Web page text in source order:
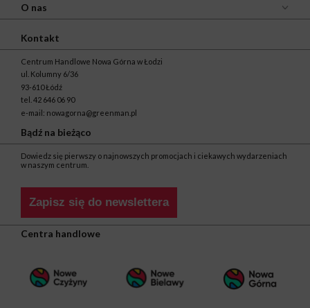
O nas
Kontakt
Centrum Handlowe Nowa Górna w Łodzi
ul. Kolumny 6/36
93-610 Łódź
tel. 42 646 06 90
e-mail: nowagorna@greenman.pl
Bądź na bieżąco
Dowiedz się pierwszy o najnowszych promocjach i ciekawych wydarzeniach
w naszym centrum.
Zapisz się do newslettera
Centra handlowe